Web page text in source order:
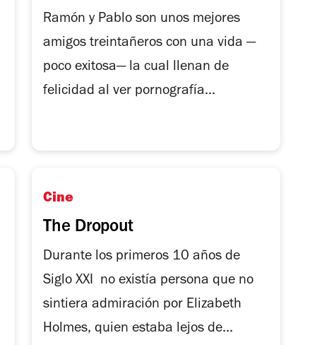
Ramón y Pablo son unos mejores
amigos treintañeros con una vida —
poco exitosa— la cual llenan de
felicidad al ver pornografía...
Cine
The Dropout
Durante los primeros 10 años de
Siglo XXI no existía persona que no
sintiera admiración por Elizabeth
Holmes, quien estaba lejos de...